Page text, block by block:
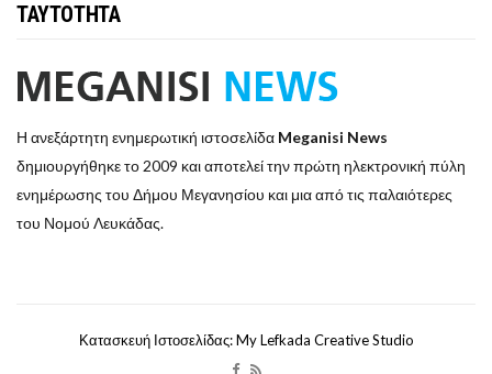
ΤΑΥΤΟΤΗΤΑ
Η ανεξάρτητη ενημερωτική ιστοσελίδα Meganisi News
δημιουργήθηκε το 2009 και αποτελεί την πρώτη ηλεκτρονική πύλη
ενημέρωσης του Δήμου Μεγανησίου και μια από τις παλαιότερες
του Νομού Λευκάδας.
Κατασκευή Ιστοσελίδας: My Lefkada Creative Studio